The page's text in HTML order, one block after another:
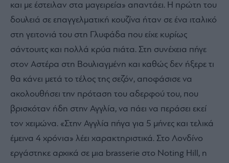
και με έστειλαν στα μαγειρεία» απαντάει. Η πρώτη του
δουλειά σε επαγγελματική κουζίνα ήταν σε ένα ιταλικό
στη γειτονιά του στη Γλυφάδα που είχε κυρίως
σάντουιτς και πολλά κρύα πιάτα. Στη συνέχεια πήγε
στον Αστέρα στη Βουλιαγμένη και καθώς δεν ήξερε τι
θα κάνει μετά το τέλος της σεζόν, αποφάσισε να
ακολουθήσει την πρόταση του αδερφού του, που
βρισκόταν ήδη στην Αγγλία, να πάει να περάσει εκεί
τον χειμώνα. «Στην Αγγλία πήγα για 5 μήνες και τελικά
έμεινα 4 χρόνια» λέει χαρακτηριστικά. Στο Λονδίνο
εργάστηκε αρχικά σε μια brasserie στο Noting Hill, η